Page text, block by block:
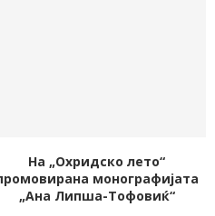
На „Охридско лето“
монографијата
„Ана Липша-Тофовиќ“